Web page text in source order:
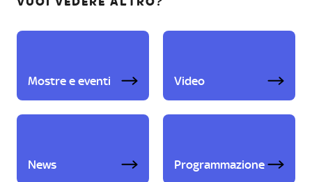
Mostre e eventi Video
News Programmazione